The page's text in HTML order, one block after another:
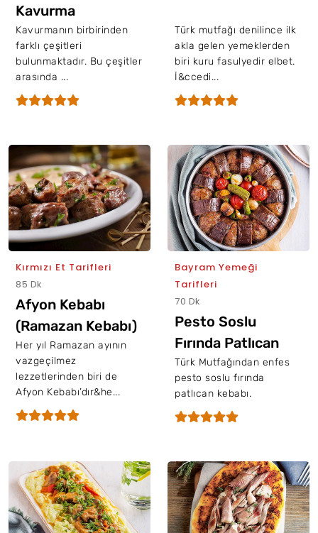
Kavurma
Kavurmanın birbirinden
farklı çeşitleri
bulunmaktadır. Bu çeşitler
arasında ...
Türk mutfağı denilince ilk
akla gelen yemeklerden
biri kuru fasulyedir elbet.
İ&ccedi...
Kırmızı Et Tarifleri
85 Dk
Afyon Kebabı
(Ramazan Kebabı)
Her yıl Ramazan ayının
vazgeçilmez
lezzetlerinden biri de
Afyon Kebabı’dır&he...
Bayram Yemeği
Tarifleri
70 Dk
Pesto Soslu
Fırında Patlıcan
Kebap
Türk Mutfağından enfes
pesto soslu fırında
patlıcan kebabı.